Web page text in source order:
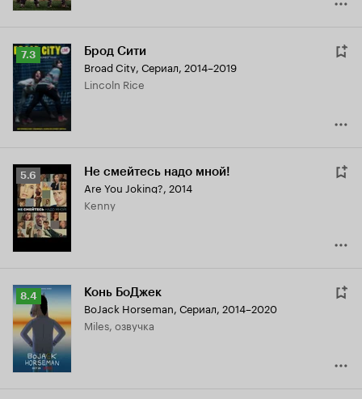
Рейтинг
Кинопоиска
7.3
7.3 Брод Сити
Broad City, Сериал, 2014–2019
Lincoln Rice
Рейтинг
Кинопоиска
5.6
5.6 Не смейтесь надо мной!
Are You Joking?, 2014
Kenny
Рейтинг
Кинопоиска
8.4
8.4 Конь БоДжек
BoJack Horseman, Сериал, 2014–2020
Miles, озвучка